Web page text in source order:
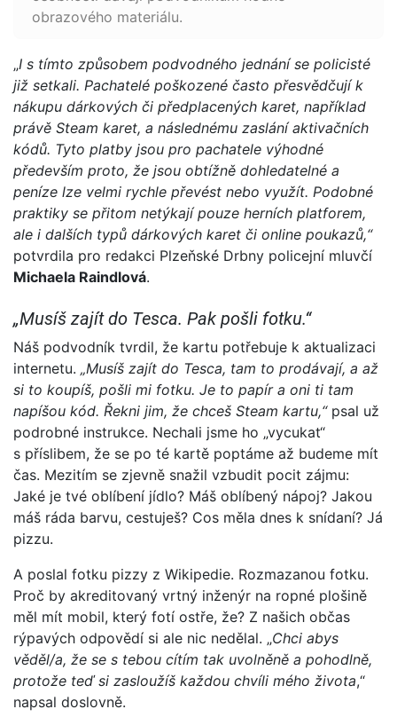
obrazového materiálu.
„I s tímto způsobem podvodného jednání se policisté
již setkali. Pachatelé poškozené často přesvědčují k
nákupu dárkových či předplacených karet, například
právě Steam karet, a následnému zaslání aktivačních
kódů. Tyto platby jsou pro pachatele výhodné
především proto, že jsou obtížně dohledatelné a
peníze lze velmi rychle převést nebo využít. Podobné
praktiky se přitom netýkají pouze herních platforem,
ale i dalších typů dárkových karet či online poukazů,“
potvrdila pro redakci Plzeňské Drbny policejní mluvčí
Michaela Raindlová.
„Musíš zajít do Tesca. Pak pošli fotku.“
Náš podvodník tvrdil, že kartu potřebuje k aktualizaci
internetu. „Musíš zajít do Tesca, tam to prodávají, a až
si to koupíš, pošli mi fotku. Je to papír a oni ti tam
napíšou kód. Řekni jim, že chceš Steam kartu,“ psal už
podrobné instrukce. Nechali jsme ho „vycukat“
s příslibem, že se po té kartě poptáme až budeme mít
čas. Mezitím se zjevně snažil vzbudit pocit zájmu:
Jaké je tvé oblíbení jídlo? Máš oblíbený nápoj? Jakou
máš ráda barvu, cestuješ? Cos měla dnes k snídaní? Já
pizzu.
A poslal fotku pizzy z Wikipedie. Rozmazanou fotku.
Proč by akreditovaný vrtný inženýr na ropné plošině
měl mít mobil, který fotí ostře, že? Z našich občas
rýpavých odpovědí si ale nic nedělal. „Chci abys
věděl/a, že se s tebou cítím tak uvolněně a pohodlně,
protože teď si zasloužíš každou chvíli mého života,“
napsal doslovně.